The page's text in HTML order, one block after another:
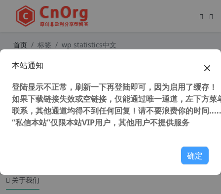
首页 标签 wp statistics中文
关于我们
本站通知
登陆显示不正常，刷新一下再登陆即可，因为启用了缓存！
如果下载链接失效或空链接，仅能通过唯一通道，左下方菜
联系，其他通道均得不到任何回复！请不要浪费你的时间
“私信本站”仅限本站VIP用户，其他用户不提供服务
确定